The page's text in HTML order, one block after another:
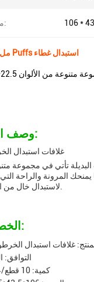
مقاس: 106 *
20 مل 12000 Puffs استبدال غطاء
مجموعة متنوعة من الألوان
وصف المنتج:
غلافات استبدال
البديلة تأتي في مجموعة
أقلاممما يمنحك المرونة والراحة
الخصائص:
غلافات استبدال
التوافق:
كمية: 10 قطع/عبوة